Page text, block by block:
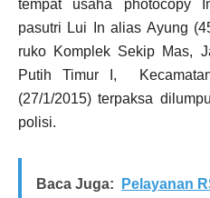
tempat usaha photocopy
pasutri Lui In alias Ayung
ruko Komplek Sekip Mas,
Putih Timur I,
(27/1/2015) terpaksa
polisi.
Baca Juga:
Pelayanan